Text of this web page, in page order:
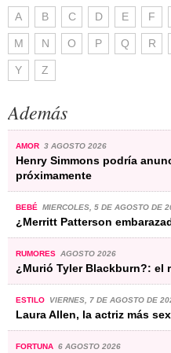
A B C D E F
M N O P Q R
Y Z
Además
AMOR 3 AGOSTO 2026
Henry Simmons podría
próximamente
BEBÉ MIERCOLES, 5 DE AGOSTO DE
¿Merritt Patterson
RUMORES AGOSTO 2026
¿Murió Tyler Blackburn?: el
ESTILO VIERNES, 7 DE AGOSTO DE
Laura Allen, la actriz más
FORTUNA 6 AGOSTO 2026